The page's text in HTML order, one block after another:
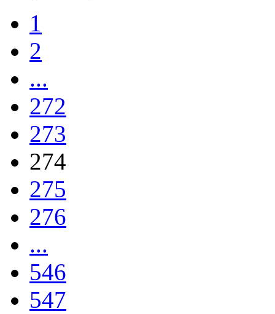
1
2
...
272
273
274
275
276
...
546
547